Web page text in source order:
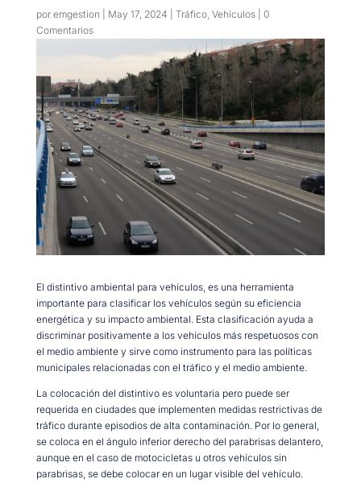
por emgestion May 17, 2024 Tráfico, Vehículos| 0
Comentarios
El distintivo ambiental para vehículos, es una herramienta
importante para clasificar los vehículos según su eficiencia
energética y su impacto ambiental. Esta clasificación ayuda a
discriminar positivamente a los vehículos más respetuosos con
el medio ambiente y sirve como instrumento para las políticas
municipales relacionadas con el tráfico y el medio ambiente.
La colocación del distintivo es voluntaria pero puede ser
requerida en ciudades que implementen medidas restrictivas de
tráfico durante episodios de alta contaminación. Por lo general,
se coloca en el ángulo inferior derecho del parabrisas delantero,
aunque en el caso de motocicletas u otros vehículos sin
parabrisas, se debe colocar en un lugar visible del vehículo.